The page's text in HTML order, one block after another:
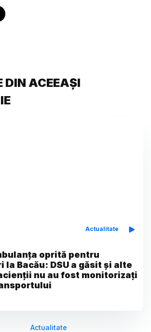
DIN ACEEAȘI
Actualitate
oprită pentru
la Bacău: DSU a găsit și alte
nu au fost monitorizați
Actualitate